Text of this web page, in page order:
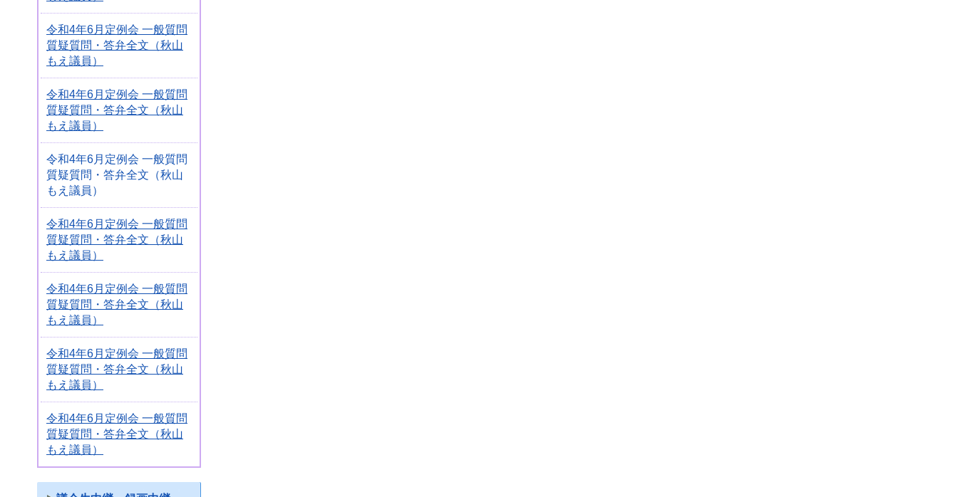
令和4年6月定例会 一般質問
質疑質問・答弁全文（秋山
もえ議員）
令和4年6月定例会 一般質問
質疑質問・答弁全文（秋山
もえ議員）
令和4年6月定例会 一般質問
質疑質問・答弁全文（秋山
もえ議員）
令和4年6月定例会 一般質問
質疑質問・答弁全文（秋山
もえ議員）
令和4年6月定例会 一般質問
質疑質問・答弁全文（秋山
もえ議員）
令和4年6月定例会 一般質問
質疑質問・答弁全文（秋山
もえ議員）
令和4年6月定例会 一般質問
質疑質問・答弁全文（秋山
もえ議員）